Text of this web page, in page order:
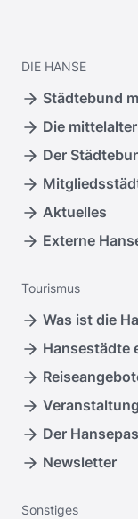
DIE HANSE
Städtebund
Die
Der
Aktuelles
Externe
Tourismus
Was ist die
Hansestädte
Der
Newsletter
Sonstiges